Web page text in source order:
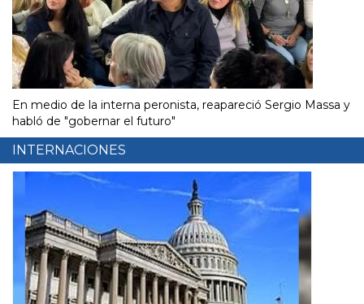
En medio de la interna peronista, reapareció Sergio Massa y
habló de "gobernar el futuro"
INTERNACIONES